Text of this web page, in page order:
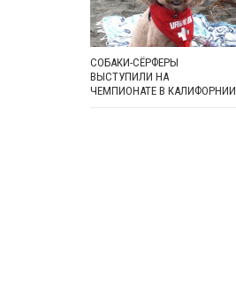
СОБАКИ-СЁРФЕРЫ
ВЫСТУПИЛИ НА
ЧЕМПИОНАТЕ В КАЛИФОРНИИ